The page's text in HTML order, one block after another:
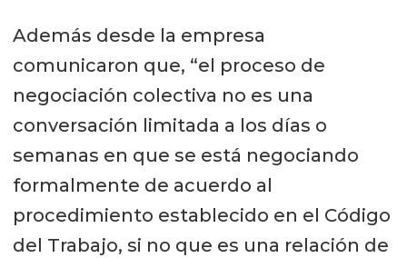
Además desde la empresa
comunicaron que, “el proceso de
negociación colectiva no es una
conversación limitada a los días o
semanas en que se está negociando
formalmente de acuerdo al
procedimiento establecido en el Código
del Trabajo, si no que es una relación de